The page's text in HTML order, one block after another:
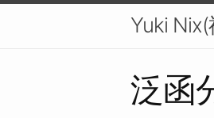
Yuki
泛函